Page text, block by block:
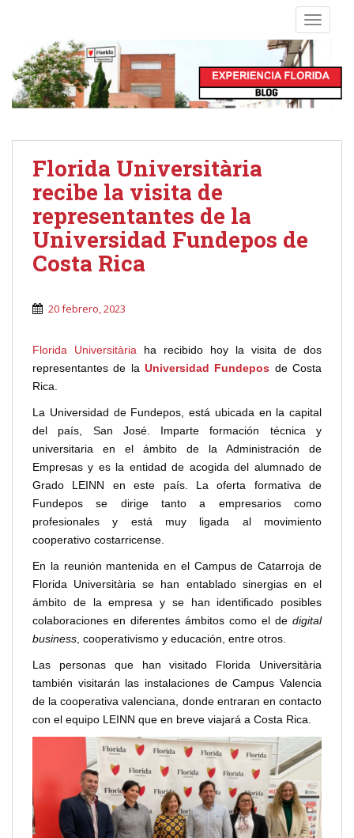
Florida Universitària
recibe la visita de
representantes de la
Universidad Fundepos de
Costa Rica
20 febrero, 2023
Florida Universitària ha recibido hoy la visita de dos
representantes de la Universidad Fundepos de Costa
Rica.
La Universidad de Fundepos, está ubicada en la capital
del país, San José. Imparte formación técnica y
universitaria en el ámbito de la Administración de
Empresas y es la entidad de acogida del alumnado de
Grado LEINN en este país. La oferta formativa de
Fundepos se dirige tanto a empresarios como
profesionales y está muy ligada al movimiento
cooperativo costarricense.
En la reunión mantenida en el Campus de Catarroja de
Florida Universitària se han entablado sinergias en el
ámbito de la empresa y se han identificado posibles
colaboraciones en diferentes ámbitos como el de digital
business, cooperativismo y educación, entre otros.
Las personas que han visitado Florida Universitària
también visitarán las instalaciones de Campus Valencia
de la cooperativa valenciana, donde entraran en contacto
con el equipo LEINN que en breve viajará a Costa Rica.